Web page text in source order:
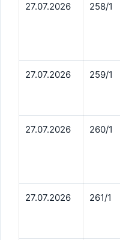
27.07.2026 258/1
27.07.2026 259/1
27.07.2026 260/1
27.07.2026 261/1